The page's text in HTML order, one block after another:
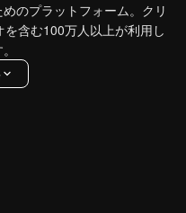
のプラットフォーム。クリ
含む100万人以上が利用し